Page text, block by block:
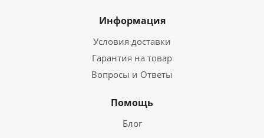
Информация
Условия доставки
Гарантия на товар
Вопросы и Ответы
Помощь
Блог